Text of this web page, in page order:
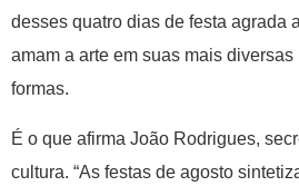
desses quatro dias de festa agrada
amam a arte em suas mais
formas.
É o que afirma João Rodrigues,
cultura. “As festas de agosto